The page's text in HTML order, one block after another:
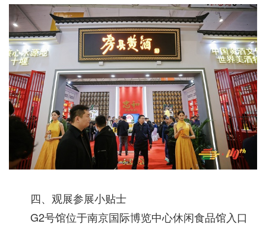
四、观展参展小贴士
G2号馆位于南京国际博览中心休闲食品馆入口